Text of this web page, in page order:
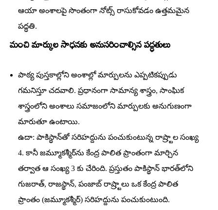
ఆయా అంశాలపై సొంతంగా నోట్స్‌ రాసుకోవడం ఉత్తమమైన
పద్ధతి.
మంచి మార్కుల సాధనకు అనుసరించాల్సిన పద్ధతులు
పాఠ్య పుస్తకాల్లోని అంశాల్లో మార్పులను ఎప్పటికప్పుడు
గమనిస్తూ చదవాలి. ప్రధానంగా సామాన్య శాస్త్రం, సాంఘిక
శాస్త్రంలోని అంశాలు సమాజంలోని మార్పులకు అనుగుణంగా
మారుతూ ఉంటాయి.
ఉదా: పాకిస్థాన్‌తో సరిహద్దును పంచుకుంటున్న రాష్ర్టాల సంఖ్య
4. కానీ జమ్మూకశ్మీర్‌ను కేంద్ర పాలిత ప్రాంతంగా మార్చిన
తర్వాత ఆ సంఖ్య 3 కు చేరింది. ప్రస్తుతం పాకిస్థాన్‌ భారత్‌లోని
గుజరాత్‌, రాజస్థాన్‌, పంజాబ్‌ రాష్ర్టాలు ఒక కేంద్ర పాలిత
ప్రాంతం (జమ్మూకశ్మీర్‌) సరిహద్దును పంచుకుంటుంది.